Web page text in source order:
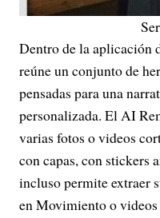
Dentro de la aplicación
reúne un conjunto de
pensadas para una
personalizada. El AI
varias fotos o videos
con capas, con stickers
incluso permite extraer
en Movimiento o